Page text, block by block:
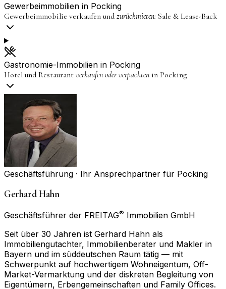
Gewerbeimmobilien in Pocking
Gewerbeimmobilie verkaufen und zurückmieten: Sale & Lease-Back
Gastronomie-Immobilien in Pocking
Hotel und Restaurant verkaufen oder verpachten in Pocking
Geschäftsführung · Ihr Ansprechpartner für Pocking
Gerhard Hahn
Geschäftsführer der FREITAG® Immobilien GmbH
Seit über 30 Jahren ist Gerhard Hahn als
Immobiliengutachter, Immobilienberater und Makler in
Bayern und im süddeutschen Raum tätig — mit
Schwerpunkt auf hochwertigem Wohneigentum, Off-
Market-Vermarktung und der diskreten Begleitung von
Eigentümern, Erbengemeinschaften und Family Offices.